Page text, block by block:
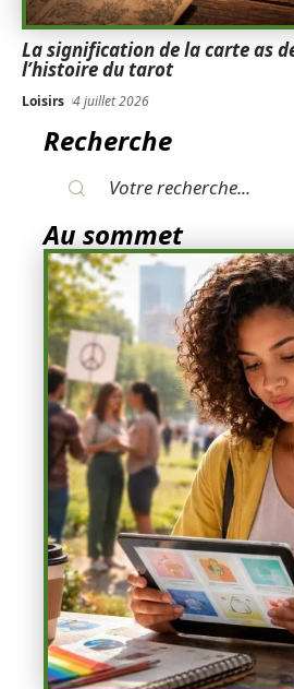
La signification de la carte as
l’histoire du tarot
Loisirs 4 juillet 2026
Recherche
Au sommet